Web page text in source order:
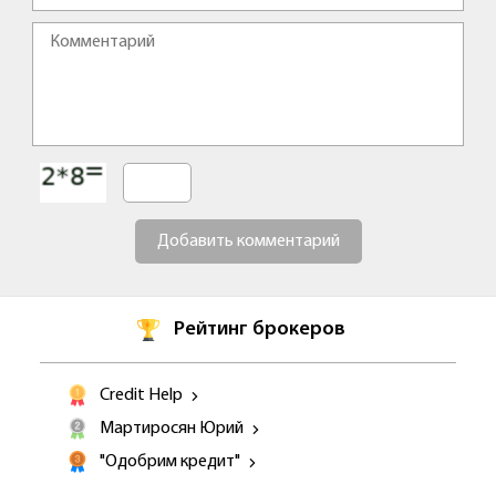
Добавить комментарий
Рейтинг брокеров
Credit Help
Мартиросян Юрий
"Одобрим кредит"